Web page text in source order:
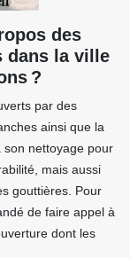
des
dans la ville
?
par des
ainsi que la
son nettoyage pour
mais aussi
gouttières. Pour
de faire appel à
dont les